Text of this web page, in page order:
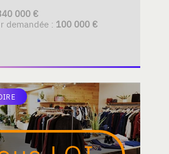
000 €
demandée : 100 000 €